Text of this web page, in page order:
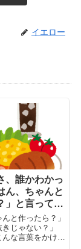
イエロー
、誰かわかっ
ん、ちゃんと
」と言ってく
が一斉ツッコ
んと作ったら？」
じゃない？」
な言葉をかけら